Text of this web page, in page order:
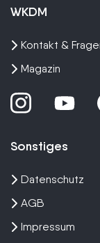
WKDM
Kontakt &
Magazin
Sonstiges
Datenschutz
AGB
Impressum